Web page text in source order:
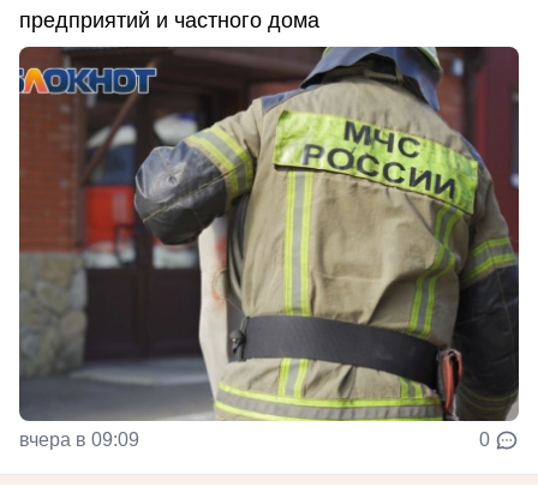
предприятий и частного дома
вчера в 09:09 0